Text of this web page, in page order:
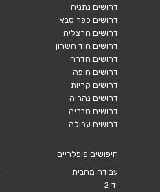
דרושים נתניה
דרושים כפר סבא
דרושים הרצליה
דרושים הוד השרון
דרושים חדרה
דרושים חיפה
דרושים קריות
דרושים נהריה
דרושים טבריה
דרושים עפולה
חיפושים פופלריים
עבודה מהבית
יד 2